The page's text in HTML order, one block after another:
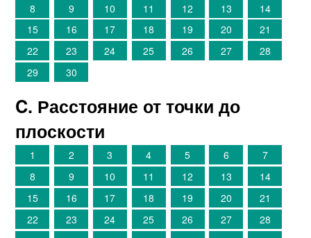
8
9 10 11 12 13
14
15
16 17 18 19 20
21
22
23 24 25 26 27
28
29
30
C. Расстояние от точки до
плоскости
1 2 3 4 5 6
7
8
9 10 11 12 13
14
15
16 17 18 19 20
21
22
23 24 25 26 27
28